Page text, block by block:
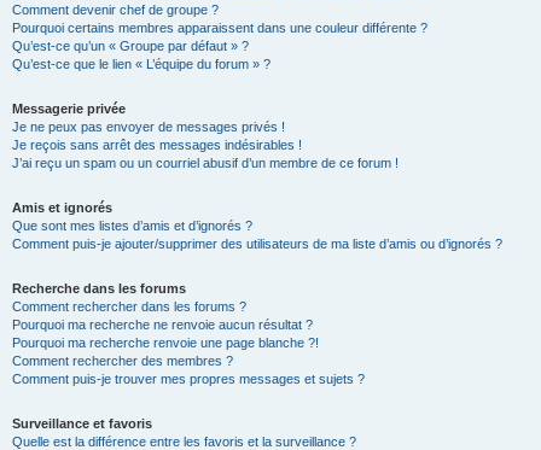
Comment devenir chef de groupe ?
Pourquoi certains membres apparaissent dans une couleur différente ?
Qu’est-ce qu’un « Groupe par défaut » ?
Qu’est-ce que le lien « L’équipe du forum » ?
Messagerie privée
Je ne peux pas envoyer de messages privés !
Je reçois sans arrêt des messages indésirables !
J’ai reçu un spam ou un courriel abusif d’un membre de ce forum !
Amis et ignorés
Que sont mes listes d’amis et d’ignorés ?
Comment puis-je ajouter/supprimer des utilisateurs de ma liste d’amis ou d’ignorés ?
Recherche dans les forums
Comment rechercher dans les forums ?
Pourquoi ma recherche ne renvoie aucun résultat ?
Pourquoi ma recherche renvoie une page blanche ?!
Comment rechercher des membres ?
Comment puis-je trouver mes propres messages et sujets ?
Surveillance et favoris
Quelle est la différence entre les favoris et la surveillance ?